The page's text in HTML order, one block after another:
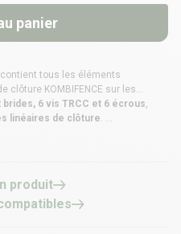
panier
contient tous les éléments
clôture KOMBIFENCE sur les
brides, 6 vis TRCC et 6 écrous,
linéaires de clôture.
produit